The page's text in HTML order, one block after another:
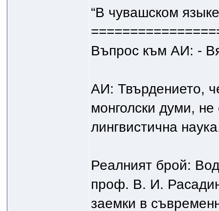
“В чувашском
Въпрос към АИ: -
АИ: Твърдението,
монголски думи,
лингвистична
Реалният брой:
проф. В. И.
заемки в